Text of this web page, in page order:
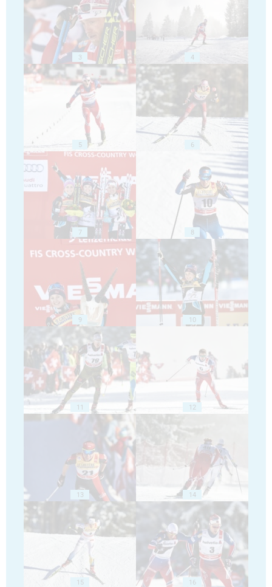
3 4
5 6
7 8
9 10
11 12
13 14
15 16